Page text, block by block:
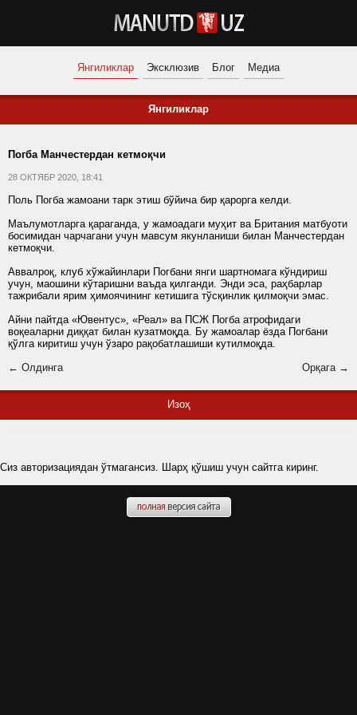
Янгиликлар Эксклюзив Блог Медиа
Янгиликлар
Погба Манчестердан кетмоқчи
28 ОКТЯБР 2020, 18:41
Поль Погба жамоани тарк этиш бўйича бир қарорга келди.
Маълумотларга қараганда, у жамоадаги муҳит ва Британия матбуоти
босимидан чарчагани учун мавсум якунланиши билан Манчестердан
кетмоқчи.
Аввалроқ, клуб хўжайинлари Погбани янги шартномага кўндириш
учун, маошини кўтаришни ваъда қилганди. Энди эса, раҳбарлар
тажрибали ярим ҳимоячининг кетишига тўсқинлик қилмоқчи эмас.
Айни пайтда «Ювентус», «Реал» ва ПСЖ Погба атрофидаги
воқеаларни диққат билан кузатмоқда. Бу жамоалар ёзда Погбани
қўлга киритиш учун ўзаро рақобатлашиши кутилмоқда.
← Олдинга
Орқага →
Изоҳ
Сиз авторизациядан ўтмагансиз. Шарҳ қўшиш учун сайтга киринг.